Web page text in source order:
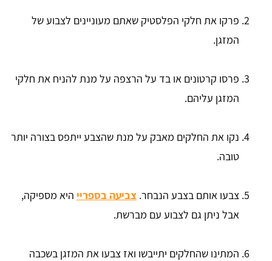
פרקו את חלקי הפלסטיק שאתם מעוניינים לצבוע של
המזגן.
פרסו קרטונים או בד על הרצפה על מנת להניח את חלקי
המזגן עליהם.
נקו את החלקים מאבק על מנת שהצבע ייתפס בצורה יותר
טובה.
צבעו אותם בצבע הנבחר. צביעה בספריי היא מספיקה,
אבל ניתן גם לצבוע עם מברשת.
המתינו שהחלקים יתייבשו ואז צבעו את המזגן בשכבה